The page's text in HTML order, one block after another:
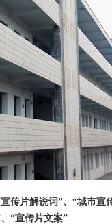
传片解说词”、“城市
“宣传片文案”